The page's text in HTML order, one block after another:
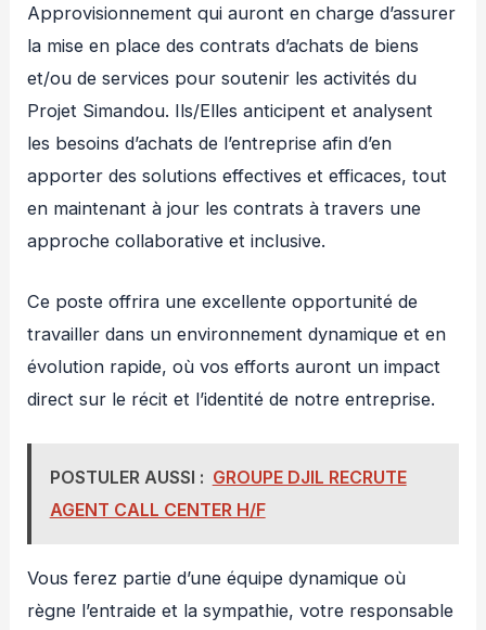
Approvisionnement qui auront en charge d’assurer
la mise en place des contrats d’achats de biens
et/ou de services pour soutenir les activités du
Projet Simandou. Ils/Elles anticipent et analysent
les besoins d’achats de l’entreprise afin d’en
apporter des solutions effectives et efficaces, tout
en maintenant à jour les contrats à travers une
approche collaborative et inclusive.
Ce poste offrira une excellente opportunité de
travailler dans un environnement dynamique et en
évolution rapide, où vos efforts auront un impact
direct sur le récit et l’identité de notre entreprise.
POSTULER AUSSI : GROUPE DJIL RECRUTE
AGENT CALL CENTER H/F
Vous ferez partie d’une équipe dynamique où
règne l’entraide et la sympathie, votre responsable